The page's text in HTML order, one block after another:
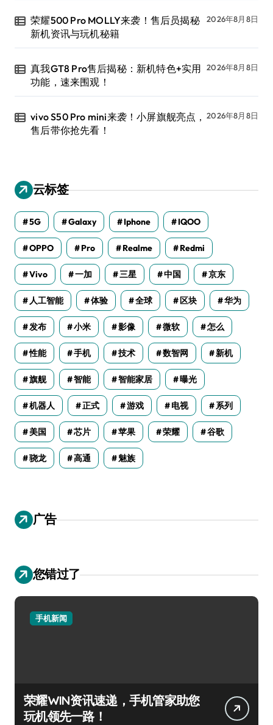
荣耀500 Pro MOLLY来袭！售后员揭秘
新机资讯与玩机秘籍
2026年8月8日
真我GT8 Pro售后揭秘：新机特色+实用
功能，速来围观！
2026年8月8日
vivo S50 Pro mini来袭！小屏旗舰亮点，
售后带你抢先看！
2026年8月8日
云标签
5G Galaxy Iphone IQOO
OPPO Pro Realme Redmi
Vivo 一加 三星 中国 京东
人工智能 体验 全球 区块 华为
发布 小米 影像 微软 怎么
性能 手机 技术 数智网 新机
旗舰 智能 智能家居 曝光
机器人 正式 游戏 电视 系列
美国 芯片 苹果 荣耀 谷歌
骁龙 高通 魅族
广告
您错过了
手机新闻
荣耀WIN资讯速递，手机管家助您
玩机领先一路！